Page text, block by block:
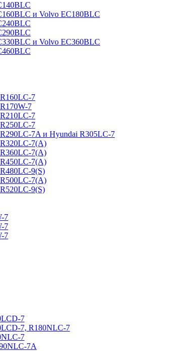
и Volvo EC180BLC
и Volvo EC360BLC
7
7
7
7
R290LC-7A и Hyundai R305LC-7
R320LC-7(A)
R360LC-7(A)
R450LC-7(A)
9(S)
R500LC-7(A)
9(S)
7
7
7
7
7, R180NLC-7
7
7A